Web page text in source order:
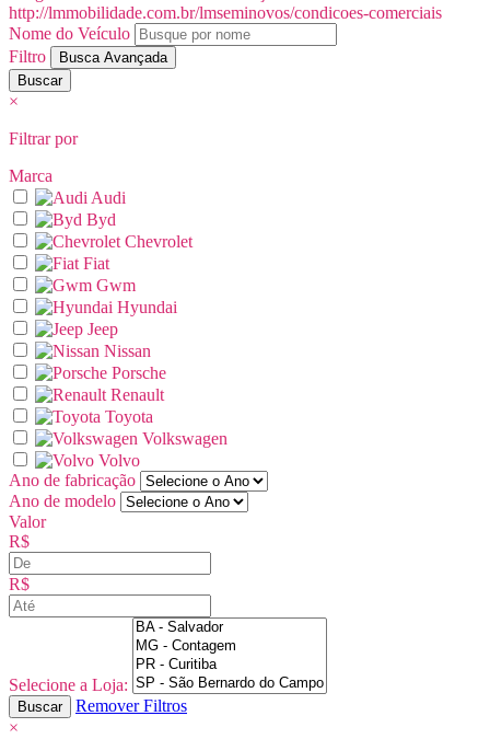
http://lmmobilidade.com.br/lmseminovos/condicoes-comerciais
Nome do Veículo
Filtro
Busca Avançada
Buscar
×
Filtrar por
Marca
Audi
Byd
Chevrolet
Fiat
Gwm
Hyundai
Jeep
Nissan
Porsche
Renault
Toyota
Volkswagen
Volvo
Ano de fabricação
Ano de modelo
Valor
R$
R$
Selecione a Loja:
Buscar
Remover Filtros
×